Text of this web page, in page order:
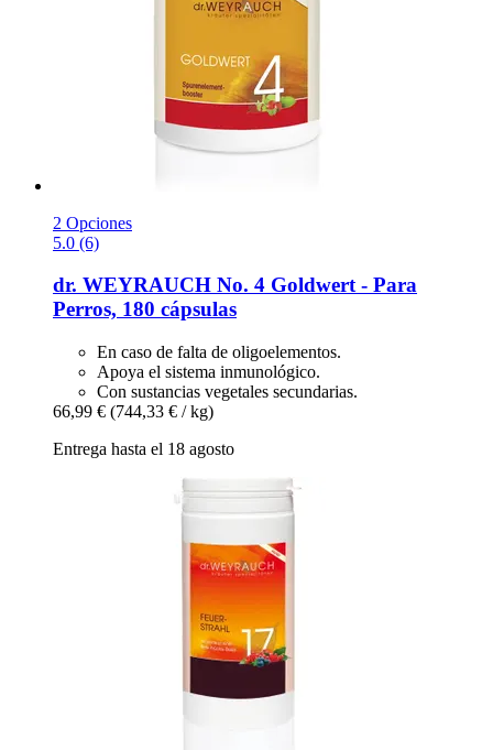
2 Opciones
5.0 (6)
dr. WEYRAUCH No. 4 Goldwert -​ Para
Perros, 180 cápsulas
En caso de falta de oligoelementos.
Apoya el sistema inmunológico.
Con sustancias vegetales secundarias.
66,99 € (744,33 € / kg)
Entrega hasta el 18 agosto